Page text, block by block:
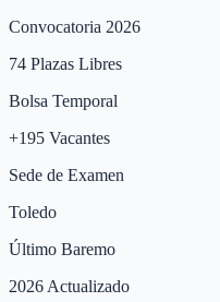
Convocatoria 2026
74 Plazas Libres
Bolsa Temporal
+195 Vacantes
Sede de Examen
Toledo
Último Baremo
2026 Actualizado